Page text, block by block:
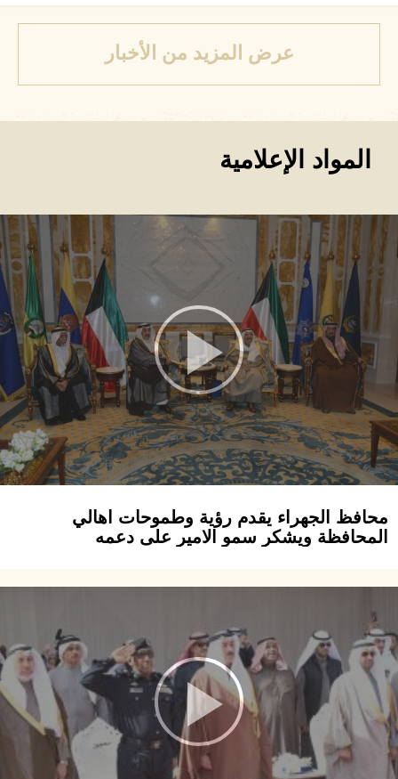
عرض المزيد من الأخبار
المواد الإعلامية
محافظ الجهراء يقدم رؤية وطموحات اهالي
المحافظة ويشكر سمو الامير على دعمه